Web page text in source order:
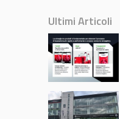
Ultimi Articoli